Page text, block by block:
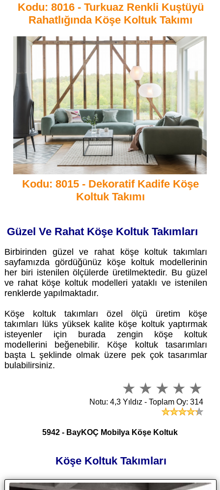
Kodu: 8016 - Turkuaz Renkli Kuştüyü
Rahatlığında Köşe Koltuk Takımı
Kodu: 8015 - Dekoratif Kadife Köşe
Koltuk Takımı
Güzel Ve Rahat Köşe Koltuk Takımları
Birbirinden güzel ve rahat köşe koltuk takımları
sayfamızda gördüğünüz köşe koltuk modellerinin
her biri istenilen ölçülerde üretilmektedir. Bu güzel
ve rahat köşe koltuk modelleri yataklı ve istenilen
renklerde yapılmaktadır.
Köşe koltuk takımları özel ölçü üretim köşe
takımları lüks yüksek kalite köşe koltuk yaptırmak
isteyenler için burada zengin köşe koltuk
modellerini beğenebilir. Köşe koltuk tasarımları
başta L şeklinde olmak üzere pek çok tasarımlar
bulabilirsiniz.
Notu: 4,3 Yıldız - Toplam Oy: 314
5942 - BayKOÇ Mobilya Köşe Koltuk
Köşe Koltuk Takımları